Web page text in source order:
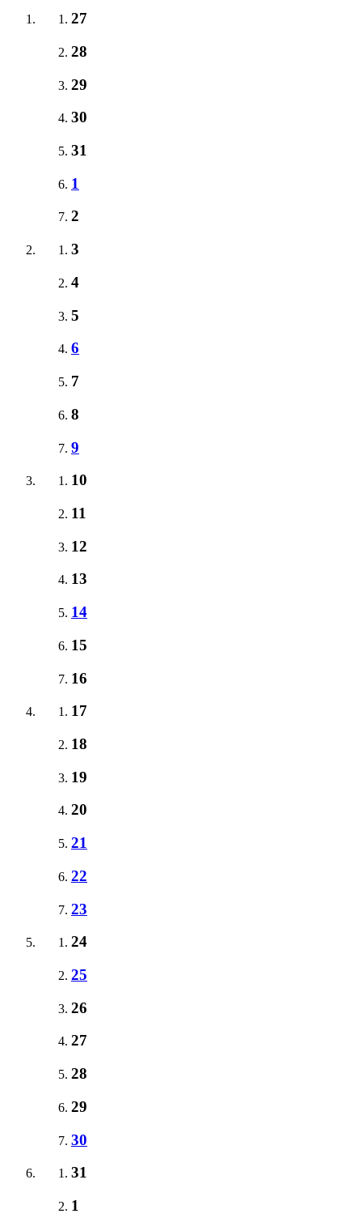
27
28
29
30
31
1
2
3
4
5
6
7
8
9
10
11
12
13
14
15
16
17
18
19
20
21
22
23
24
25
26
27
28
29
30
31
1